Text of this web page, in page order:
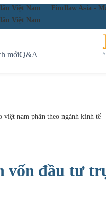
Việt Nam
Findlaw Asia -
Việt Nam
mớiQ&A
nam phân theo ngành kinh tế
đầu tư